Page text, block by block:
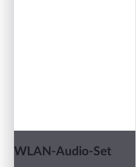
WLAN-Audio-Set